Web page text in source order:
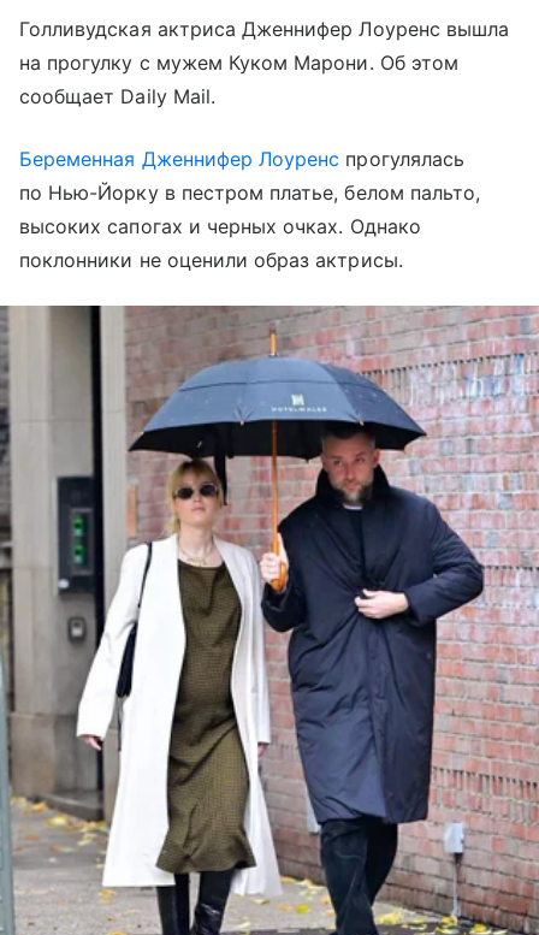
Голливудская актриса Дженнифер Лоуренс вышла
на прогулку с мужем Куком Марони. Об этом
сообщает Daily Mail.
Беременная Дженнифер Лоуренс прогулялась
по Нью-Йорку в пестром платье, белом пальто,
высоких сапогах и черных очках. Однако
поклонники не оценили образ актрисы.